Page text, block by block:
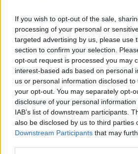
If you wish to opt-out of the sale,
processing of your personal or
targeted advertising by us, please use
section to confirm your selection.
opt-out request is processed you may
interest-based ads based on personal
us or personal information disclosed
your opt-out. You may separately opt-
disclosure of your personal
IAB’s list of downstream participants.
also be disclosed by us to third parties
Downstream Participants that may
valószínűséggel lekörözi
eddigi csúcstartóját, mely a
Kalózai: Ismeretlen vizeken
dolláros bevétellel.
Ugyan a Halál Ereklyéi 2
sorozat első epizódját, de
jelentősen drágultak a 10
képest, így eladott belépők
még mindig a Bölcsek Köve a